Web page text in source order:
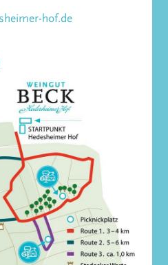
hof.de